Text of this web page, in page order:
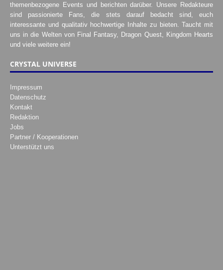
themenbezogene Events und berichten darüber. Unsere Redakteure
sind passionierte Fans, die stets darauf bedacht sind, euch
interessante und qualitativ hochwertige Inhalte zu bieten. Taucht mit
uns in die Welten von Final Fantasy, Dragon Quest, Kingdom Hearts
und viele weitere ein!
CRYSTAL UNIVERSE
Impressum
Datenschutz
Kontakt
Redaktion
Jobs
Partner / Kooperationen
Unterstützt uns